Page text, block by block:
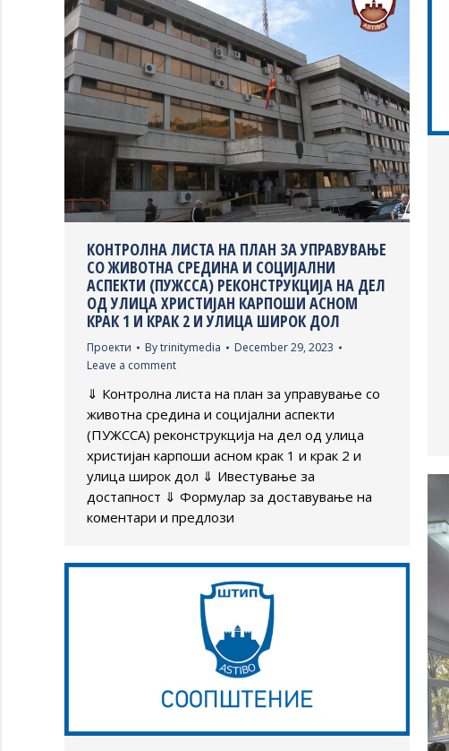
КОНТРОЛНА ЛИСТА НА ПЛАН ЗА УПРАВУВАЊЕ
СО ЖИВОТНА СРЕДИНА И СОЦИЈАЛНИ
АСПЕКТИ (ПУЖССА) РЕКОНСТРУКЦИЈА НА ДЕЛ
ОД УЛИЦА ХРИСТИЈАН КАРПОШИ АСНОМ
КРАК 1 И КРАК 2 И УЛИЦА ШИРОК ДОЛ
Проекти Bytrinitymedia
December 29, 2023
Leave a comment
⇓ Контролна листа на план за управување со
животна средина и социјални аспекти
(ПУЖССА) реконструкција на дел од улица
христијан карпоши асном крак 1 и крак 2 и
улица широк дол ⇓ Ивестување за
достапност ⇓ Формулар за доставување на
коментари и предлози